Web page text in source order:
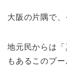
大阪の片隅で、
地元民からは
もあるこのプー